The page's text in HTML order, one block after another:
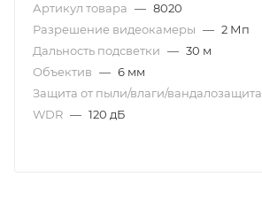
Артикул товара — 8020
Разрешение видеокамеры — 2 Мп
Дальность подсветки — 30 м
Объектив — 6 мм
Защита от пыли/влаги/вандалозащита
WDR — 120 дБ